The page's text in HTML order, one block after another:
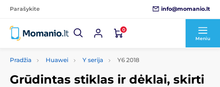
Parašykite info@momanio.lt
0
Meniu
Pradžia Huawei Y serija Y6 2018
Grūdintas stiklas ir dėklai, skirti